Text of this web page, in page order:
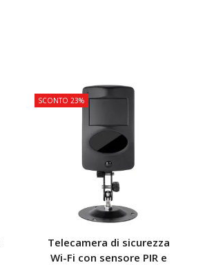
SCONTO 23%
Telecamera di sicurezza
Wi-Fi con sensore PIR e